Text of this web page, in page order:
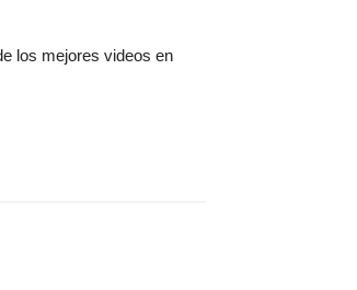
los mejores videos en